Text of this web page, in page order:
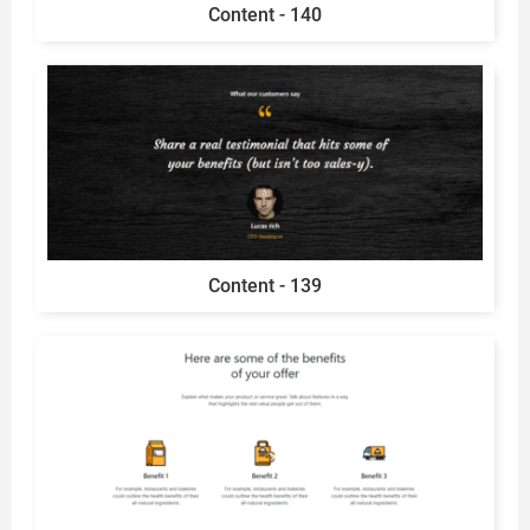
Content - 140
Content - 139